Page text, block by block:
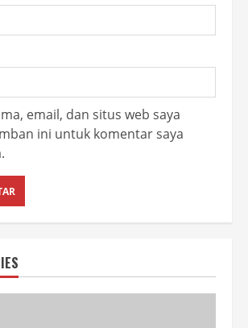
email, dan situs web saya
ini untuk komentar saya